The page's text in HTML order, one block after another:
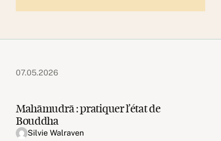
07.05.2026
Mahāmudrā : pratiquer l’état de
Bouddha
Silvie Walraven